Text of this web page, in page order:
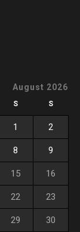
August 2026
S S
1 2
8 9
15 16
22 23
29 30